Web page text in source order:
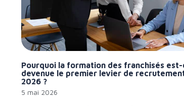
Pourquoi la formation des franchisés
devenue le premier levier de
2026 ?
5 mai 2026